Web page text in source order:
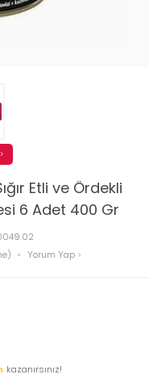
Etli ve Ördekli
6 Adet 400 Gr
Yorum Yap
kazanırsınız!